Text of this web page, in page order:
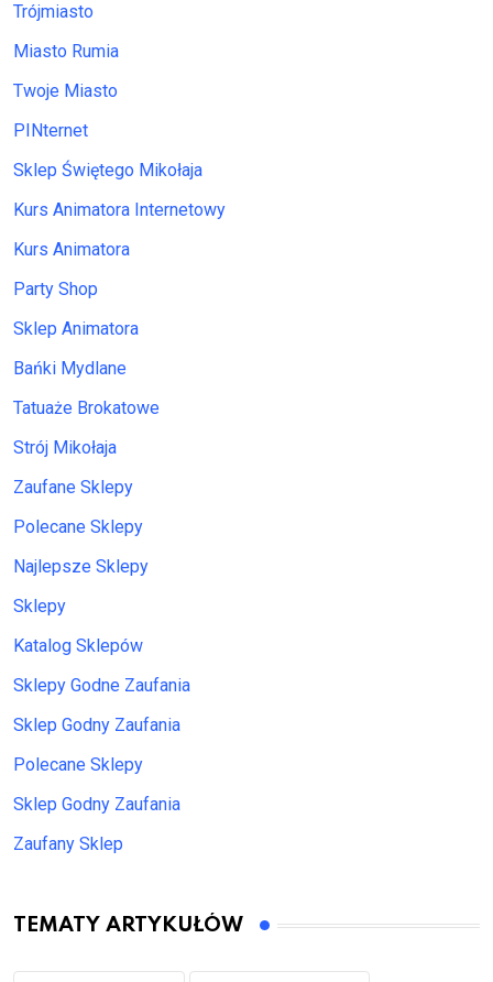
Trójmiasto
Miasto Rumia
Twoje Miasto
PINternet
Sklep Świętego Mikołaja
Kurs Animatora Internetowy
Kurs Animatora
Party Shop
Sklep Animatora
Bańki Mydlane
Tatuaże Brokatowe
Strój Mikołaja
Zaufane Sklepy
Polecane Sklepy
Najlepsze Sklepy
Sklepy
Katalog Sklepów
Sklepy Godne Zaufania
Sklep Godny Zaufania
Polecane Sklepy
Sklep Godny Zaufania
Zaufany Sklep
TEMATY ARTYKUŁÓW